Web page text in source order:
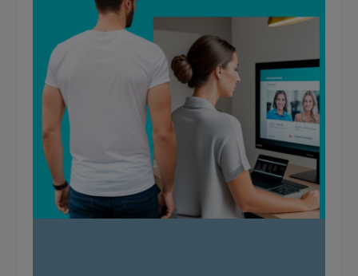
Vermindert de blootstelling aan blauw licht met 28%. * Anti-
reflecterende coating. * Krasbestendig oppervlak. * Inclusief
montagemateriaal. * Voldoet aan de militaire
reinigingsnormen (MIL-STD-810H Methode 504.3
Verontreiniging door vloeistoffen). * 2 jaar beperkte garantie
inbegrepen.